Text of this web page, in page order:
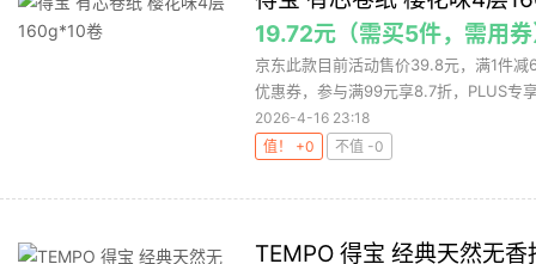
19.72元（需买5件，需用
京东此款目前活动售价39.8元，满1件
优惠券，参与满99元享8.7折，PLUS专
2026-4-16 23:18
值！ +0
不值 -0
TEMPO 得宝 经典天然无